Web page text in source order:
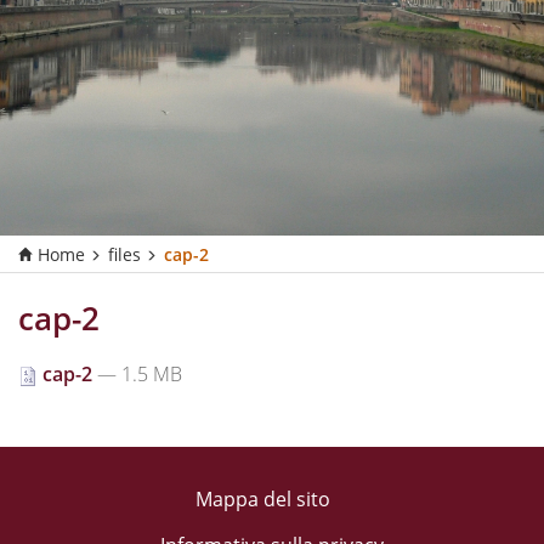
Home files cap-2
cap-2
cap-2— 1.5 MB
Mappa del sito